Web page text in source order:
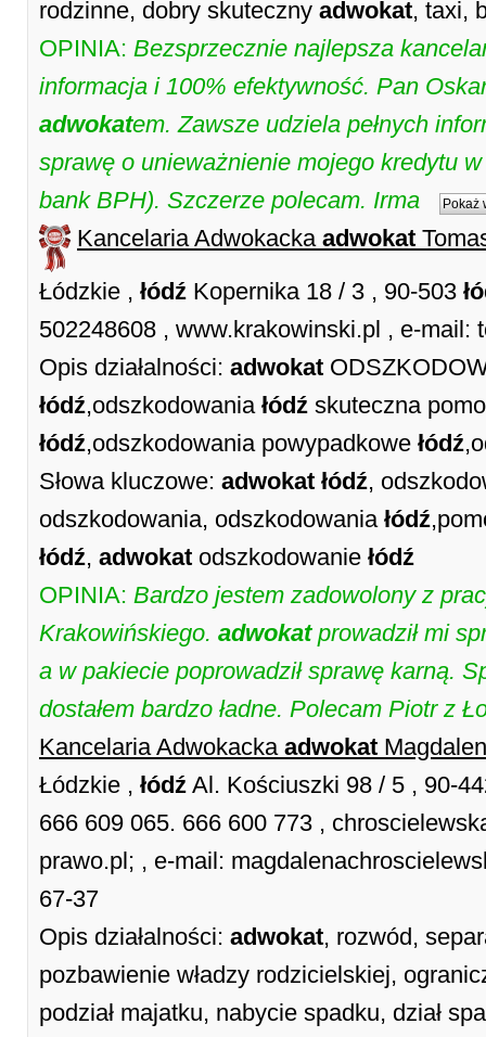
rodzinne, dobry skuteczny adwokat, taxi,
OPINIA: Bezsprzecznie najlepsza
informacja i 100% efektywność. Pan
adwokatem. Zawsze udziela pełnych
sprawę o unieważnienie mojego kredytu
bank BPH). Szczerze polecam. Irma
Pokaż
Kancelaria Adwokacka adwokat
Łódzkie , łódź Kopernika 18 / 3 , 90-503
502248608 , www.krakowinski.pl , e-mail:
Opis działalności: adwokat
łódź,odszkodowania łódź skuteczna
łódź,odszkodowania powypadkowe łódź
Słowa kluczowe: adwokat łódź,
odszkodowania, odszkodowania łódź
łódź, adwokat odszkodowanie łódź
OPINIA: Bardzo jestem zadowolony z
Krakowińskiego. adwokatprowadził mi
a w pakiecie poprowadził sprawę karną.
dostałem bardzo ładne. Polecam Piotr z
Kancelaria Adwokacka adwokat
Łódzkie , łódź Al. Kościuszki 98 / 5 , 90-
666 609 065. 666 600 773 ,
prawo.pl; , e-mail:
67-37
Opis działalności: adwokat, rozwód,
pozbawienie władzy rodzicielskiej,
podział majatku, nabycie spadku, dział